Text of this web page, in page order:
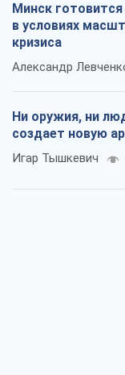
Минск
в условиях
кризиса
Александр
Ни оружия, ни
создает новую
Игар Тышкевич